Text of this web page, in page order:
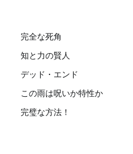
完全な死角
知と力の賢人
デッド・エンド
この雨は呪いか特性か
完璧な方法！